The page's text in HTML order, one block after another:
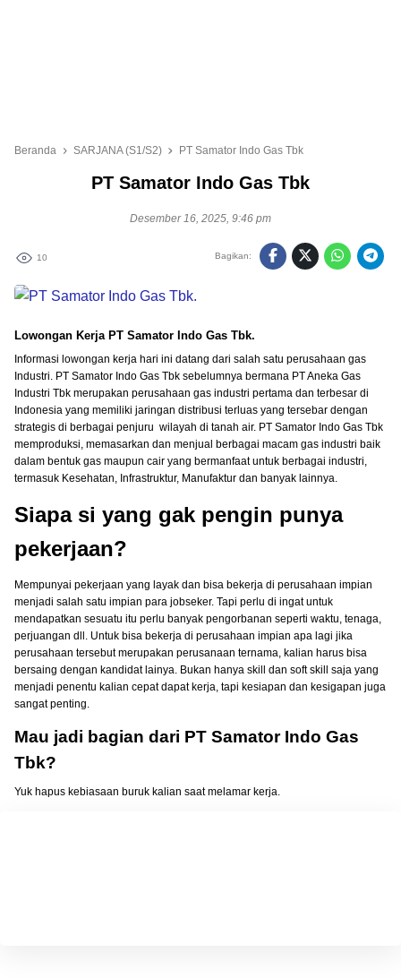
Beranda SARJANA (S1/S2) PT Samator Indo Gas Tbk
PT Samator Indo Gas Tbk
Desember 16, 2025, 9:46 pm
10 Bagikan:
Lowongan Kerja PT Samator Indo Gas Tbk.
Informasi lowongan kerja hari ini datang dari salah satu perusahaan gas
Industri. PT Samator Indo Gas Tbk sebelumnya bermana PT Aneka Gas
Industri Tbk merupakan perusahaan gas industri pertama dan terbesar di
Indonesia yang memiliki jaringan distribusi terluas yang tersebar dengan
strategis di berbagai penjuru wilayah di tanah air. PT Samator Indo Gas Tbk
memproduksi, memasarkan dan menjual berbagai macam gas industri baik
dalam bentuk gas maupun cair yang bermanfaat untuk berbagai industri,
termasuk Kesehatan, Infrastruktur, Manufaktur dan banyak lainnya.
Siapa si yang gak pengin punya
pekerjaan?
Mempunyai pekerjaan yang layak dan bisa bekerja di perusahaan impian
menjadi salah satu impian para jobseker. Tapi perlu di ingat untuk
mendapatkan sesuatu itu perlu banyak pengorbanan seperti waktu, tenaga,
perjuangan dll. Untuk bisa bekerja di perusahaan impian apa lagi jika
perusahaan tersebut merupakan perusanaan ternama, kalian harus bisa
bersaing dengan kandidat lainya. Bukan hanya skill dan soft skill saja yang
menjadi penentu kalian cepat dapat kerja, tapi kesiapan dan kesigapan juga
sangat penting.
Mau jadi bagian dari PT Samator Indo Gas
Tbk?
Yuk hapus kebiasaan buruk kalian saat melamar kerja.